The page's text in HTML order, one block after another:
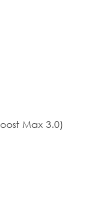
Max 3.0)